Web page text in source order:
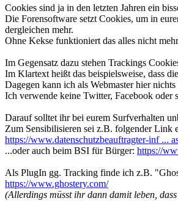
Cookies sind ja in den letzten Jahren ein
Die Forensoftware setzt Cookies, um in
dergleichen mehr.
Ohne Kekse funktioniert das alles nicht
Im Gegensatz dazu stehen Trackings
Im Klartext heißt das beispielsweise, dass
Dagegen kann ich als Webmaster hier
Ich verwende keine Twitter, Facebook oder
Darauf solltet ihr bei eurem Surfverhalten
Zum Sensibilisieren sei z.B. folgender Link
https://www.datenschutzbeauftragter-inf ...
...oder auch beim BSI für Bürger: https://
Als PlugIn gg. Tracking finde ich z.B.
https://www.ghostery.com/
(Allerdings müsst ihr dann damit leben,